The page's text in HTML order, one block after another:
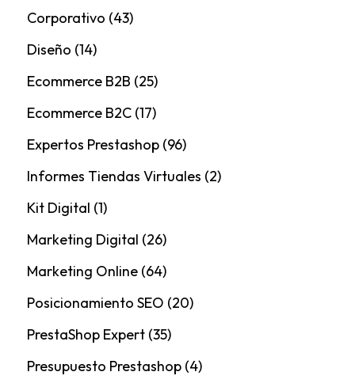
Corporativo (43)
Diseño (14)
Ecommerce B2B (25)
Ecommerce B2C(17)
Expertos Prestashop(96)
Informes Tiendas Virtuales (2)
Kit Digital (1)
Marketing Digital (26)
Marketing Online(64)
Posicionamiento SEO (20)
PrestaShop Expert(35)
Presupuesto Prestashop(4)